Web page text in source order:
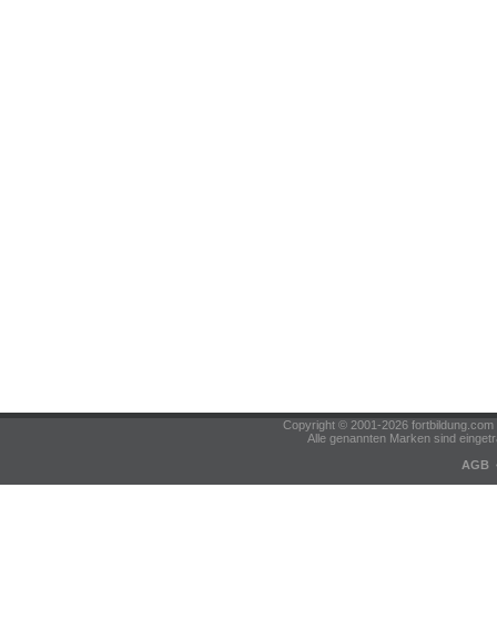
Copyright © 2001-2026
Alle genannten Marken sind
AGB